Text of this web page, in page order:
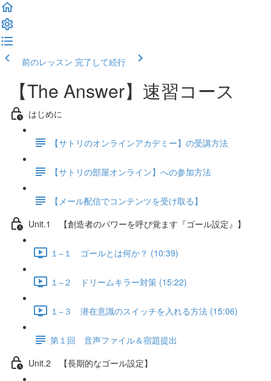
前のレッスン 完了して続行
【The Answer】速習コース
はじめに
【サトリのオンラインアカデミー】の受講方法
【サトリの部屋オンライン】への参加方法
【メール配信でコンテンツを受け取る】
Unit.1 【創造者のパワーを呼び覚ます『ゴール設定』】
１−１ ゴールとは何か？ (10:39)
１−２ ドリームキラー対策 (15:22)
１−３ 潜在意識のスイッチを入れる方法 (15:06)
第１回 音声ファイル＆宿題提出
Unit.2 【長期的なゴール設定】